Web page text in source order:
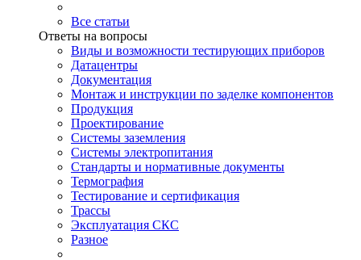
Все статьи
Ответы на вопросы
Виды и возможности тестирующих приборов
Датацентры
Документация
Монтаж и инструкции по заделке компонентов
Продукция
Проектирование
Системы заземления
Системы электропитания
Стандарты и нормативные документы
Термография
Тестирование и сертификация
Трассы
Эксплуатация СКС
Разное